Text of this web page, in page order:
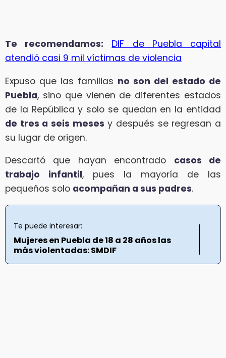
Te recomendamos:
DIF de Puebla capital
atendió casi 9 mil víctimas de violencia
Expuso que las familias no son del estado de
Puebla, sino que vienen de diferentes estados
de la República y solo se quedan en la entidad
de tres a seis meses y después se regresan a
su lugar de origen.
Descartó que hayan encontrado casos de
trabajo infantil, pues la mayoría de las
pequeños solo acompañan a sus padres.
Te puede interesar:
Mujeres en Puebla de 18 a 28 años las
más violentadas: SMDIF